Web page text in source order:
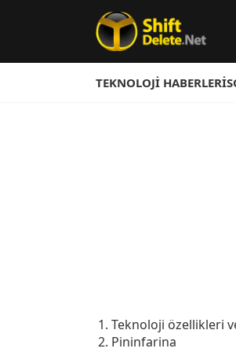
TEKNOLOJI HABERLERI
Teknoloji özellikleri
Pininfarina